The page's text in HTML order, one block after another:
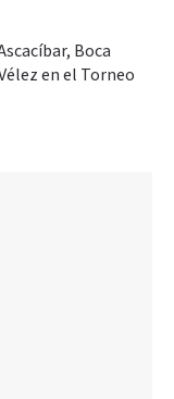
Boca
en el Torneo